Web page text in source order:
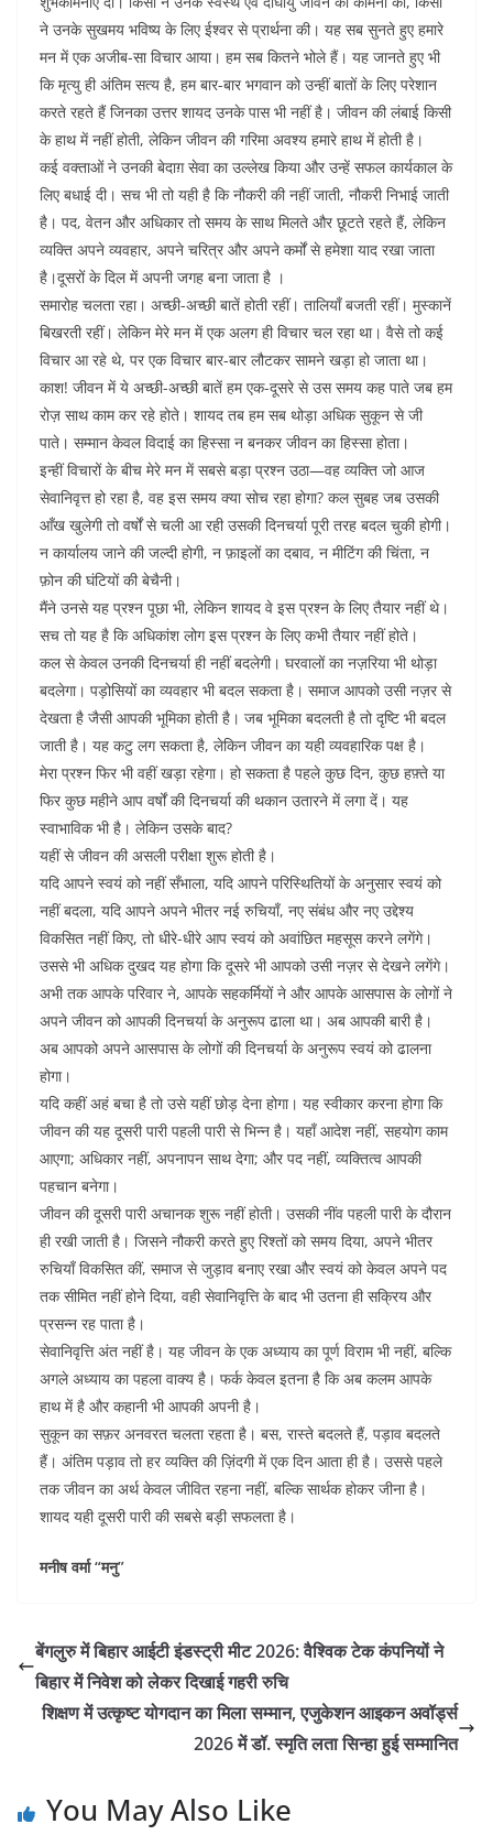
ने उनके सुखमय भविष्य के लिए ईश्वर से प्रार्थना की। यह सब सुनते हुए हमारे
मन में एक अजीब-सा विचार आया। हम सब कितने भोले हैं। यह जानते हुए भी
कि मृत्यु ही अंतिम सत्य है, हम बार-बार भगवान को उन्हीं बातों के लिए परेशान
करते रहते हैं जिनका उत्तर शायद उनके पास भी नहीं है। जीवन की लंबाई किसी
के हाथ में नहीं होती, लेकिन जीवन की गरिमा अवश्य हमारे हाथ में होती है।
कई वक्ताओं ने उनकी बेदाग़ सेवा का उल्लेख किया और उन्हें सफल कार्यकाल के
लिए बधाई दी। सच भी तो यही है कि नौकरी की नहीं जाती, नौकरी निभाई जाती
है। पद, वेतन और अधिकार तो समय के साथ मिलते और छूटते रहते हैं, लेकिन
व्यक्ति अपने व्यवहार, अपने चरित्र और अपने कर्मों से हमेशा याद रखा जाता
है।दूसरों के दिल में अपनी जगह बना जाता है ।
समारोह चलता रहा। अच्छी-अच्छी बातें होती रहीं। तालियाँ बजती रहीं। मुस्कानें
बिखरती रहीं। लेकिन मेरे मन में एक अलग ही विचार चल रहा था। वैसे तो कई
विचार आ रहे थे, पर एक विचार बार-बार लौटकर सामने खड़ा हो जाता था।
काश! जीवन में ये अच्छी-अच्छी बातें हम एक-दूसरे से उस समय कह पाते जब हम
रोज़ साथ काम कर रहे होते। शायद तब हम सब थोड़ा अधिक सुकून से जी
पाते। सम्मान केवल विदाई का हिस्सा न बनकर जीवन का हिस्सा होता।
इन्हीं विचारों के बीच मेरे मन में सबसे बड़ा प्रश्न उठा—वह व्यक्ति जो आज
सेवानिवृत्त हो रहा है, वह इस समय क्या सोच रहा होगा? कल सुबह जब उसकी
आँख खुलेगी तो वर्षों से चली आ रही उसकी दिनचर्या पूरी तरह बदल चुकी होगी।
न कार्यालय जाने की जल्दी होगी, न फ़ाइलों का दबाव, न मीटिंग की चिंता, न
फ़ोन की घंटियों की बेचैनी।
मैंने उनसे यह प्रश्न पूछा भी, लेकिन शायद वे इस प्रश्न के लिए तैयार नहीं थे।
सच तो यह है कि अधिकांश लोग इस प्रश्न के लिए कभी तैयार नहीं होते।
कल से केवल उनकी दिनचर्या ही नहीं बदलेगी। घरवालों का नज़रिया भी थोड़ा
बदलेगा। पड़ोसियों का व्यवहार भी बदल सकता है। समाज आपको उसी नज़र से
देखता है जैसी आपकी भूमिका होती है। जब भूमिका बदलती है तो दृष्टि भी बदल
जाती है। यह कटु लग सकता है, लेकिन जीवन का यही व्यवहारिक पक्ष है।
मेरा प्रश्न फिर भी वहीं खड़ा रहेगा। हो सकता है पहले कुछ दिन, कुछ हफ़्ते या
फिर कुछ महीने आप वर्षों की दिनचर्या की थकान उतारने में लगा दें। यह
स्वाभाविक भी है। लेकिन उसके बाद?
यहीं से जीवन की असली परीक्षा शुरू होती है।
यदि आपने स्वयं को नहीं सँभाला, यदि आपने परिस्थितियों के अनुसार स्वयं को
नहीं बदला, यदि आपने अपने भीतर नई रुचियाँ, नए संबंध और नए उद्देश्य
विकसित नहीं किए, तो धीरे-धीरे आप स्वयं को अवांछित महसूस करने लगेंगे।
उससे भी अधिक दुखद यह होगा कि दूसरे भी आपको उसी नज़र से देखने लगेंगे।
अभी तक आपके परिवार ने, आपके सहकर्मियों ने और आपके आसपास के लोगों ने
अपने जीवन को आपकी दिनचर्या के अनुरूप ढाला था। अब आपकी बारी है।
अब आपको अपने आसपास के लोगों की दिनचर्या के अनुरूप स्वयं को ढालना
होगा।
यदि कहीं अहं बचा है तो उसे यहीं छोड़ देना होगा। यह स्वीकार करना होगा कि
जीवन की यह दूसरी पारी पहली पारी से भिन्न है। यहाँ आदेश नहीं, सहयोग काम
आएगा; अधिकार नहीं, अपनापन साथ देगा; और पद नहीं, व्यक्तित्व आपकी
पहचान बनेगा।
जीवन की दूसरी पारी अचानक शुरू नहीं होती। उसकी नींव पहली पारी के दौरान
ही रखी जाती है। जिसने नौकरी करते हुए रिश्तों को समय दिया, अपने भीतर
रुचियाँ विकसित कीं, समाज से जुड़ाव बनाए रखा और स्वयं को केवल अपने पद
तक सीमित नहीं होने दिया, वही सेवानिवृत्ति के बाद भी उतना ही सक्रिय और
प्रसन्न रह पाता है।
सेवानिवृत्ति अंत नहीं है। यह जीवन के एक अध्याय का पूर्ण विराम भी नहीं, बल्कि
अगले अध्याय का पहला वाक्य है। फर्क केवल इतना है कि अब कलम आपके
हाथ में है और कहानी भी आपकी अपनी है।
सुकून का सफ़र अनवरत चलता रहता है। बस, रास्ते बदलते हैं, पड़ाव बदलते
हैं। अंतिम पड़ाव तो हर व्यक्ति की ज़िंदगी में एक दिन आता ही है। उससे पहले
तक जीवन का अर्थ केवल जीवित रहना नहीं, बल्कि सार्थक होकर जीना है।
शायद यही दूसरी पारी की सबसे बड़ी सफलता है।
मनीष वर्मा “मनु”
बेंगलुरु में बिहार आईटी इंडस्ट्री मीट 2026: वैश्विक टेक कंपनियों ने
बिहार में निवेश को लेकर दिखाई गहरी रुचि
शिक्षण में उत्कृष्ट योगदान का मिला सम्मान, एजुकेशन आइकन अवॉर्ड्स
2026 में डॉ. स्मृति लता सिन्हा हुई सम्मानित
You May Also Like